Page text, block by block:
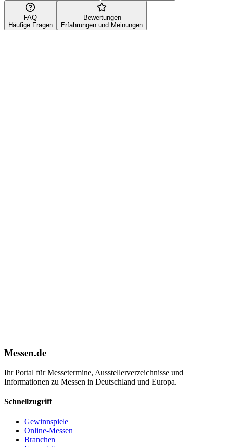
FAQ
Häufige Fragen
Bewertungen
Erfahrungen und Meinungen
Messen.de
Ihr Portal für Messetermine, Ausstellerverzeichnisse und
Informationen zu Messen in Deutschland und Europa.
Schnellzugriff
Gewinnspiele
Online-Messen
Branchen